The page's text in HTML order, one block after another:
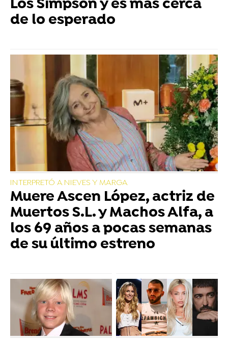
Los Simpson y es más cerca
de lo esperado
INTERPRETÓ A NIEVES Y MARGA
Muere Ascen López, actriz de
Muertos S.L. y Machos Alfa, a
los 69 años a pocas semanas
de su último estreno